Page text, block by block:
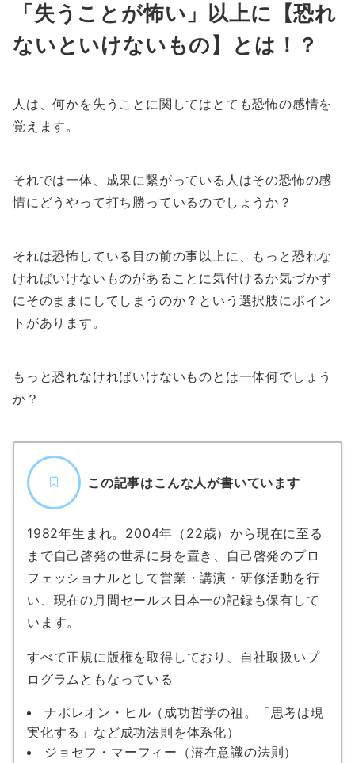
「失うことが怖い」以上に【恐れ
ないといけないもの】とは！？
人は、何かを失うことに関してはとても恐怖の感情を
覚えます。
それでは一体、成果に繋がっている人はその恐怖の感
情にどうやって打ち勝っているのでしょうか？
それは恐怖している目の前の事以上に、もっと恐れな
ければいけないものがあることに気付けるか気づかず
にそのままにしてしまうのか？という選択肢にポイン
トがあります。
もっと恐れなければいけないものとは一体何でしょう
か？
この記事はこんな人が書いています
1982年生まれ。2004年（22歳）から現在に至る
まで自己啓発の世界に身を置き、自己啓発のプロ
フェッショナルとして営業・講演・研修活動を行
い、現在の月間セールス日本一の記録も保有して
います。
すべて正規に版権を取得しており、自社取扱いプ
ログラムともなっている
ナポレオン・ヒル（成功哲学の祖。「思考は現
実化する」など成功法則を体系化）
ジョセフ・マーフィー（潜在意識の法則）